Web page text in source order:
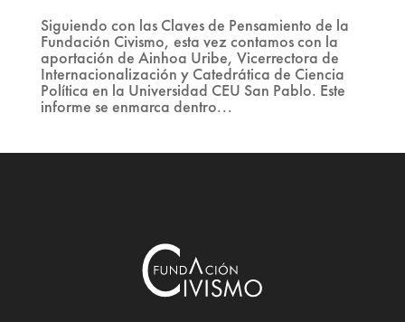
Siguiendo con las Claves de Pensamiento de la
Fundación Civismo, esta vez contamos con la
aportación de Ainhoa Uribe, Vicerrectora de
Internacionalización y Catedrática de Ciencia
Política en la Universidad CEU San Pablo. Este
informe se enmarca dentro...